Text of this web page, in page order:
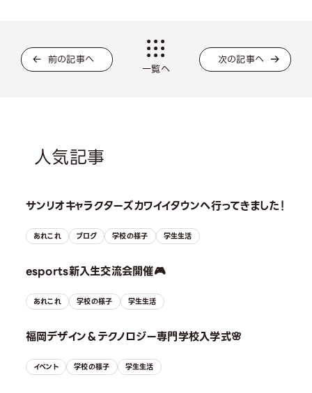
前の記事へ
一覧へ
次の記事へ
人気記事
サンリオキャラクターズカワイイタウンへ行ってきました！
あれこれ ブログ 学校の様子 学生生活
esports新入生交流会開催🎮
あれこれ 学校の様子 学生生活
福岡デザイン＆テクノロジー専門学校入学式🌸
イベント 学校の様子 学生生活